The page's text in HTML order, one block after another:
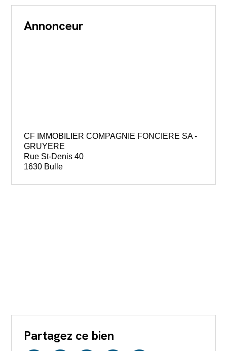
Annonceur
CF IMMOBILIER COMPAGNIE FONCIERE SA -
GRUYERE
Rue St-Denis 40
1630 Bulle
Partagez ce bien